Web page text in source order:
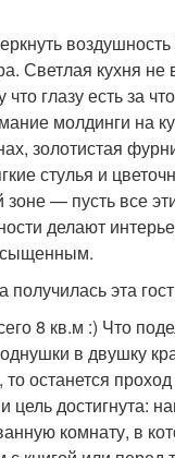
воздушность
Светлая кухня не
глазу есть за
молдинги на
золотистая
стулья и
— пусть все
делают
эта
8 кв.м :) Что
в двушку
останется
цель достигнута:
комнату, в